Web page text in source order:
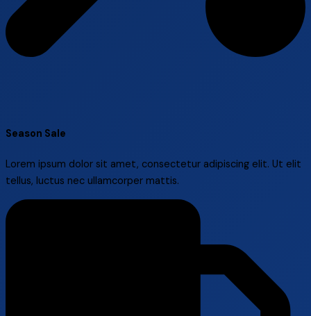
Season Sale
Lorem ipsum dolor sit amet, consectetur adipiscing elit. Ut elit
tellus, luctus nec ullamcorper mattis.